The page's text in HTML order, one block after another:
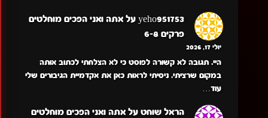
yeho951753 עלאתה ואני הפכים מוחלטים
פרקים 6-8
יולי 17, 2026
היי. תגובה לא קשורה לפוסט כי לא הצלחתי לכתוב אותה
במקום שרציתי. ניסיתי לראות כאן את אקדמיית הגיבורים שלי
עוד…
הראל שוחט עלאתה ואני הפכים מוחלטים